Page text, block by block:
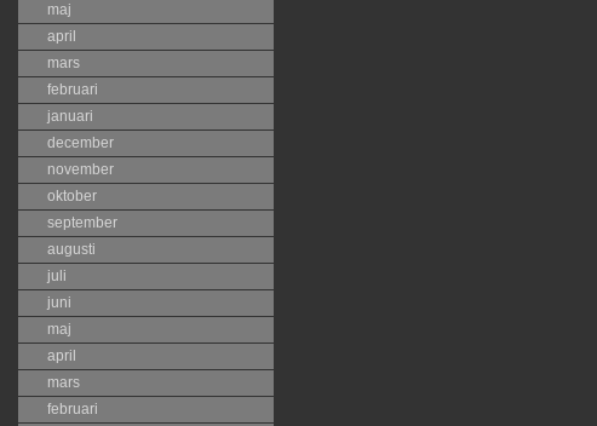
maj
april
mars
februari
januari
december
november
oktober
september
augusti
juli
juni
maj
april
mars
februari